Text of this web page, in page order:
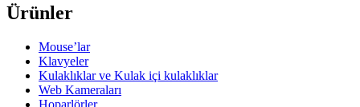
Ürünler
Mouse’lar
Klavyeler
Kulaklıklar ve Kulak içi kulaklıklar
Web Kameraları